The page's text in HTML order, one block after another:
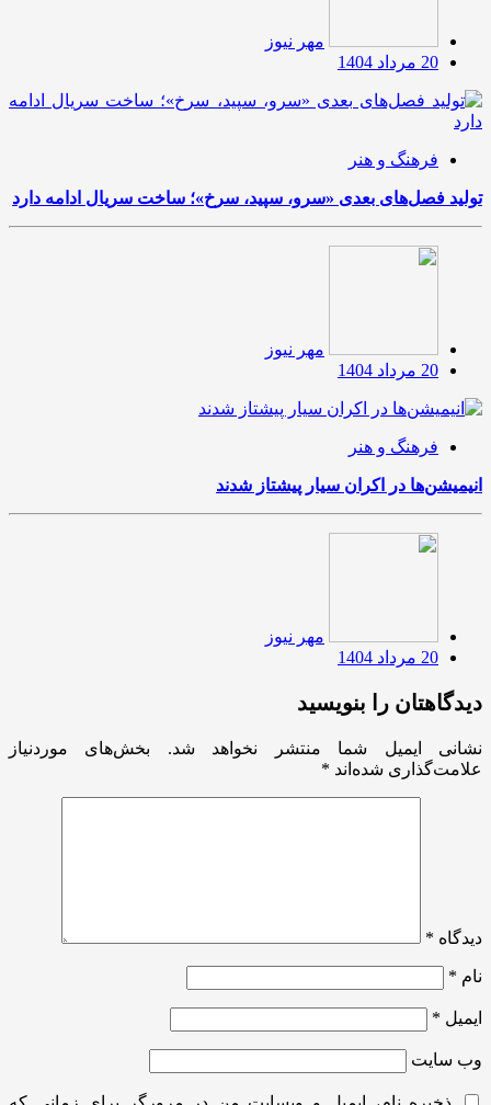
مهر نیوز
20 مرداد 1404
فرهنگ و هنر
تولید فصل‌های بعدی «سرو، سپید، سرخ»؛ ساخت سریال ادامه دارد
مهر نیوز
20 مرداد 1404
فرهنگ و هنر
انیمیشن‌ها در اکران سیار پیشتاز شدند
مهر نیوز
20 مرداد 1404
دیدگاهتان را بنویسید
نشانی ایمیل شما منتشر نخواهد شد.
بخش‌های موردنیاز
علامت‌گذاری شده‌اند *
دیدگاه *
نام *
ایمیل *
وب‌ سایت